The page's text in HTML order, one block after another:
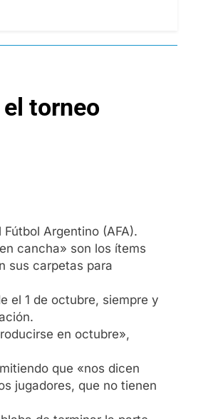
torneo
Argentino (AFA).
cancha» son los ítems
sus carpetas para
el 1 de octubre, siempre y
en octubre»,
que «nos dicen
jugadores, que no tienen